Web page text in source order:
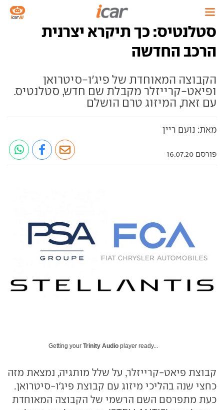
סטלנטיס: כך תיקרא יצרנית
הרכב החדשה
הקבוצה המאוחדת של פיג'ו-סיטרואן
ופיאט-קרייזלר מקבלת שם חדש, סטלנטיס.
עם זאת, המיזוג טרם הושלם
מאת: נועם ריין
פורסם 16.07.20
Getting your Trinity Audio player ready...
קבוצת פיאט-קרייזלר, על שלל מותגיה, נמצאת מזה
כחצי שנה בהליכי מיזוג עם קבוצת פיג'ו-סיטרואן.
כעת מתפרסם השם הרשמי של הקבוצה המאוחדת